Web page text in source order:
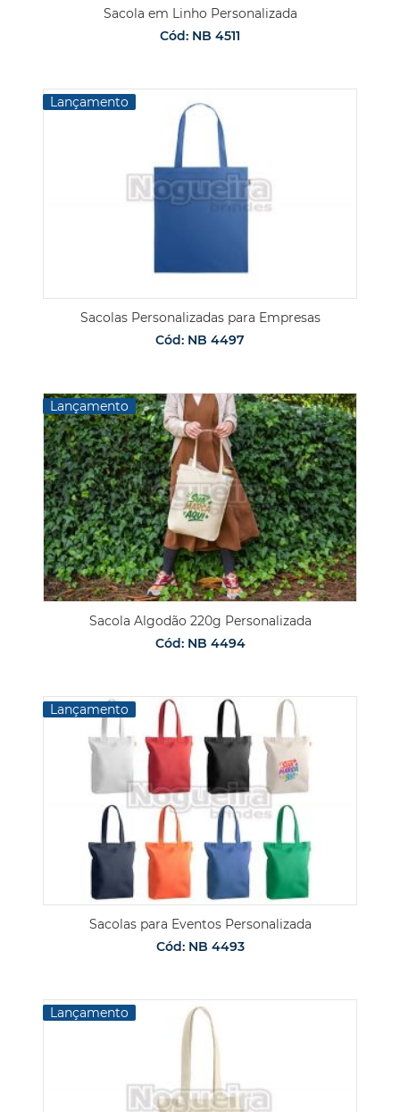
Sacola em Linho Personalizada
Cód: NB 4511
Lançamento
Sacolas Personalizadas para Empresas
Cód: NB 4497
Lançamento
Sacola Algodão 220g Personalizada
Cód: NB 4494
Lançamento
Sacolas para Eventos Personalizada
Cód: NB 4493
Lançamento